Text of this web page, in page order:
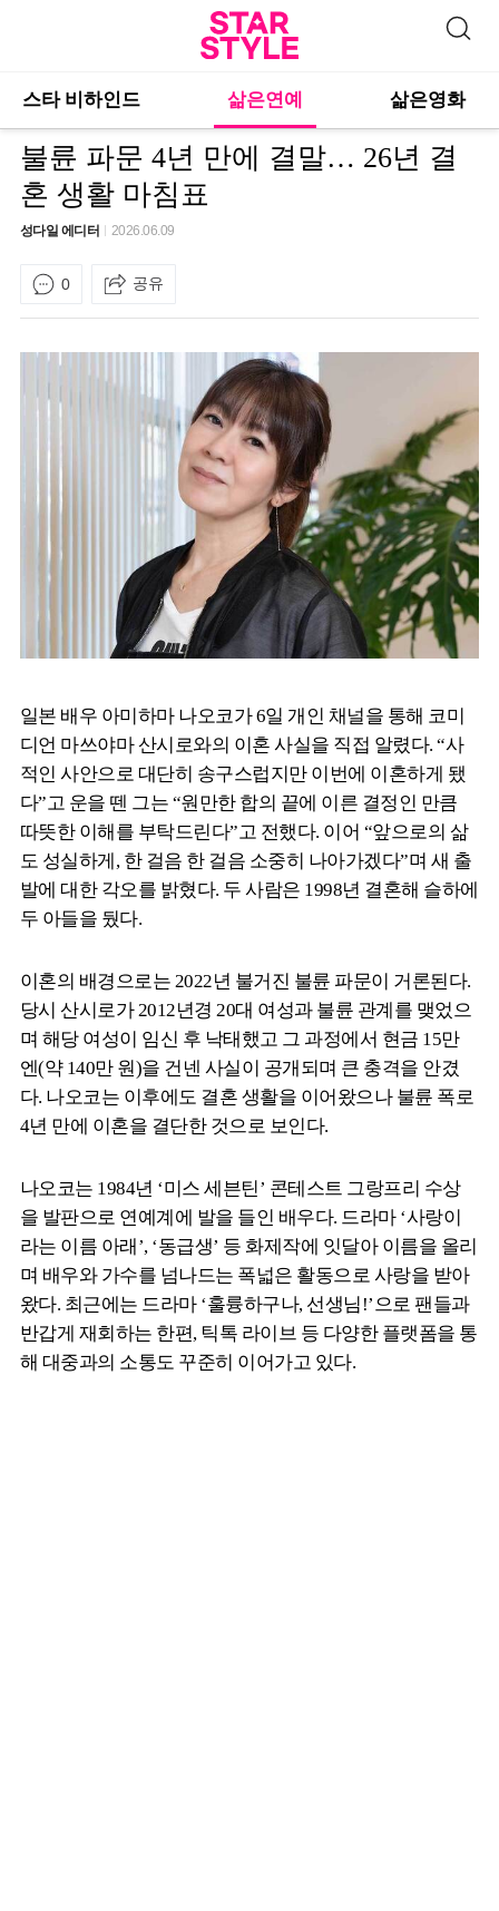
스타 비하인드 삶은연예 삶은영화
불륜 파문 4년 만에 결말… 26년 결
혼 생활 마침표
성다일 에디터 2026.06.09
0 공유
일본 배우 아미하마 나오코가 6일 개인 채널을 통해 코미
디언 마쓰야마 산시로와의 이혼 사실을 직접 알렸다. “사
적인 사안으로 대단히 송구스럽지만 이번에 이혼하게 됐
다”고 운을 뗀 그는 “원만한 합의 끝에 이른 결정인 만큼
따뜻한 이해를 부탁드린다”고 전했다. 이어 “앞으로의 삶
도 성실하게, 한 걸음 한 걸음 소중히 나아가겠다”며 새 출
발에 대한 각오를 밝혔다. 두 사람은 1998년 결혼해 슬하에
두 아들을 뒀다.
이혼의 배경으로는 2022년 불거진 불륜 파문이 거론된다.
당시 산시로가 2012년경 20대 여성과 불륜 관계를 맺었으
며 해당 여성이 임신 후 낙태했고 그 과정에서 현금 15만
엔(약 140만 원)을 건넨 사실이 공개되며 큰 충격을 안겼
다. 나오코는 이후에도 결혼 생활을 이어왔으나 불륜 폭로
4년 만에 이혼을 결단한 것으로 보인다.
나오코는 1984년 ‘미스 세븐틴’ 콘테스트 그랑프리 수상
을 발판으로 연예계에 발을 들인 배우다. 드라마 ‘사랑이
라는 이름 아래’, ‘동급생’ 등 화제작에 잇달아 이름을 올리
며 배우와 가수를 넘나드는 폭넓은 활동으로 사랑을 받아
왔다. 최근에는 드라마 ‘훌륭하구나, 선생님!’으로 팬들과
반갑게 재회하는 한편, 틱톡 라이브 등 다양한 플랫폼을 통
해 대중과의 소통도 꾸준히 이어가고 있다.